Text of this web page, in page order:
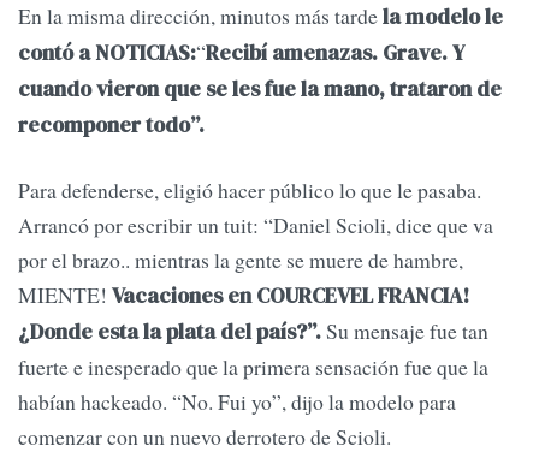
En la misma dirección, minutos más tardela modelo le
contó a NOTICIAS:“Recibí amenazas. Grave. Y
cuando vieron que se les fue la mano, trataron de
recomponer todo”.
Para defenderse, eligió hacer público lo que le pasaba.
Arrancó por escribir un tuit: “Daniel Scioli, dice que va
por el brazo.. mientras la gente se muere de hambre,
MIENTE! Vacaciones en COURCEVEL FRANCIA!
¿Donde esta la plata del país?”.Su mensaje fue tan
fuerte e inesperado que la primera sensación fue que la
habían hackeado. “No. Fui yo”, dijo la modelo para
comenzar con un nuevo derrotero de Scioli.